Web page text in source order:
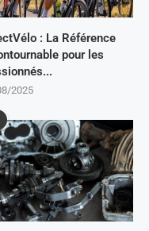
: La Référence
pour les
2025